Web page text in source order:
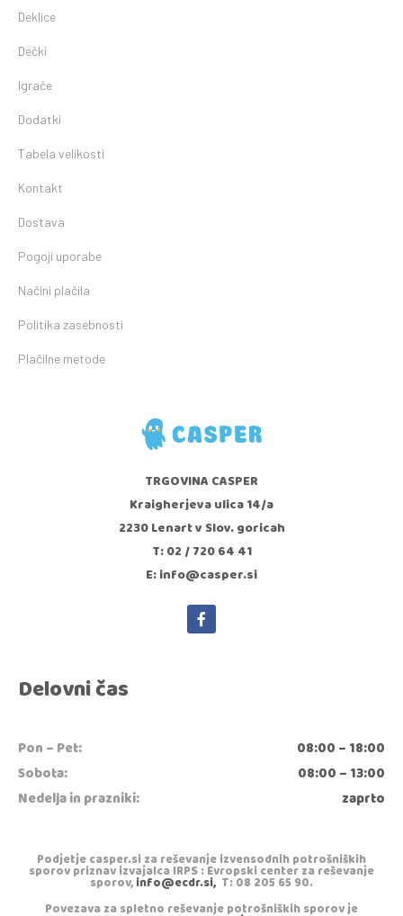
Deklice
Dečki
Igrače
Dodatki
Tabela velikosti
Kontakt
Dostava
Pogoji uporabe
Načini plačila
Politika zasebnosti
Plačilne metode
TRGOVINA CASPER
Kraigherjeva ulica 14/a
2230 Lenart v Slov. goricah
T: 02 / 720 64 41
E: info@casper.si
Delovni čas
Pon – Pet:
08:00 – 18:00
Sobota:
08:00 – 13:00
Nedelja in prazniki:
zaprto
Podjetje casper.si za reševanje izvensodnih potrošniških
sporov priznav izvajalca IRPS : Evropski center za reševanje
sporov,info@ecdr.si, T: 08 205 65 90.
Povezava za spletno reševanje potrošniških sporov je